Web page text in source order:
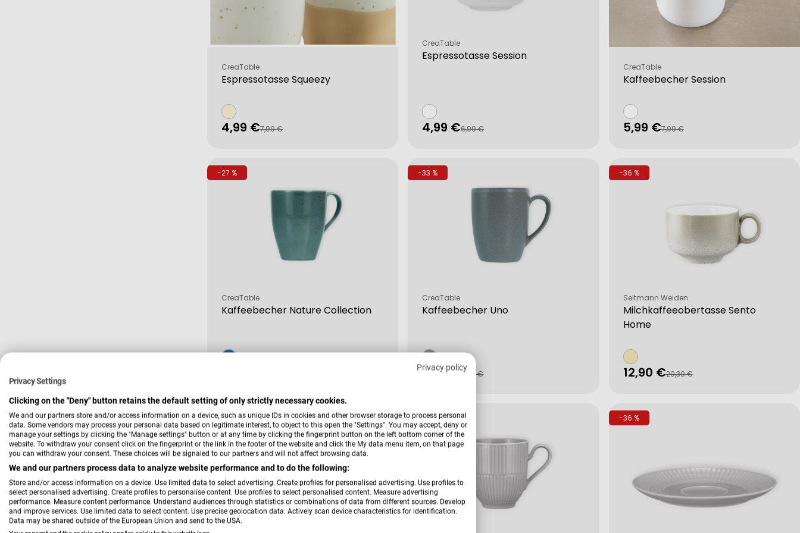
Privacy policy
Privacy Settings
Clicking on the "Deny" button retains the default setting of only strictly necessary cookies.
We and our partners store and/or access information on a device, such as unique IDs in cookies and other browser storage to process personal
data. Some vendors may process your personal data based on legitimate interest, to object to this open the "Settings". You may accept, deny or
manage your settings by clicking the "Manage settings" button or at any time by clicking the fingerprint button on the left bottom corner of the
website. To withdraw your consent click on the fingerprint or the link in the footer of the website and click the My data menu item, on that page
you can withdraw your consent. These choices will be signaled to our partners and will not affect browsing data.
We and our partners process data to analyze website performance and to do the following:
Store and/or access information on a device. Use limited data to select advertising. Create profiles for personalised advertising. Use profiles to
select personalised advertising. Create profiles to personalise content. Use profiles to select personalised content. Measure advertising
performance. Measure content performance. Understand audiences through statistics or combinations of data from different sources. Develop
and improve services. Use limited data to select content. Use precise geolocation data. Actively scan device characteristics for identification.
Data may be shared outside of the European Union and send to the USA.
Espressotasse Squeezy
Verkäufer:
CreaTable
Verkaufspreis
4,99 €
Regulärer
7,99 €
Espressotasse Session
Verkäufer:
CreaTable
Verkaufspreis
4,99 €
Regulärer
6,99 €
Kaffeebecher Session
Verkäufer:
CreaTable
Verkaufspreis
5,99 €
Regulärer
7,99 €
-27 %
Kaffeebecher Nature Collection
Verkäufer:
CreaTable
-33 %
Kaffeebecher Uno
Verkäufer:
CreaTable
Verkaufspreis
5,99 €
Regulärer
8,99 €
-36 %
Milchkaffeeobertasse Sento
Home
Verkäufer:
Seltmann Weiden
Verkaufspreis
12,90 €
Regulärer
20,30 €
-41 % -36 % -36 %